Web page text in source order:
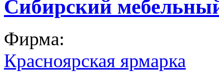
Сибирский
Фирма:
Красноярская ярмарка